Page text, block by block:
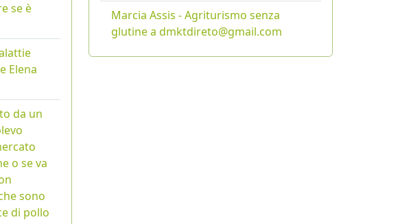
se è
Elena
da un
o se va
sono
di pollo
Marcia Assis - Agriturismo senza
glutine a dmktdireto@gmail.com